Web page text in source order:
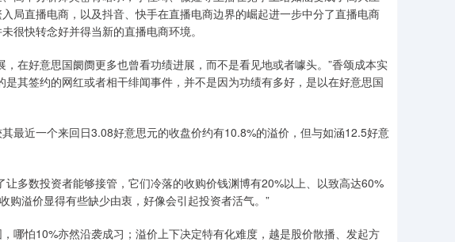
局直播电商，以及抖音、快手在直播电商边界的崛起进一步中分了直播电商
很快转念好并得当新的直播电商环境。
在好意思国阛阓更多也曾看功绩进展，而不是看见地或者噱头。”香颂成本实
其签约的网红或者相干绯闻事件，并不是因为功绩有多好，是以在好意思国
近一个来回日3.08好意思元的收盘价约有10.8%的溢价，但与如涵12.5好意
多数投资者能够接管，它们冷落的收购价钱渊博有20%以上、以致高达60%
购溢价显得有些缺少由衷，好像会引起投资者活气。”
怕10%亦然沿袭成习；溢价上下决定特有化难度，越是股价散播、发起方